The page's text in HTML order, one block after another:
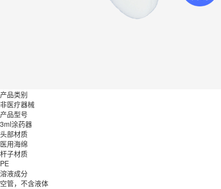
产品类别
非医疗器械
产品型号
3ml涂药器
头部材质
医用海绵
杆子材质
PE
溶液成分
空管，不含液体